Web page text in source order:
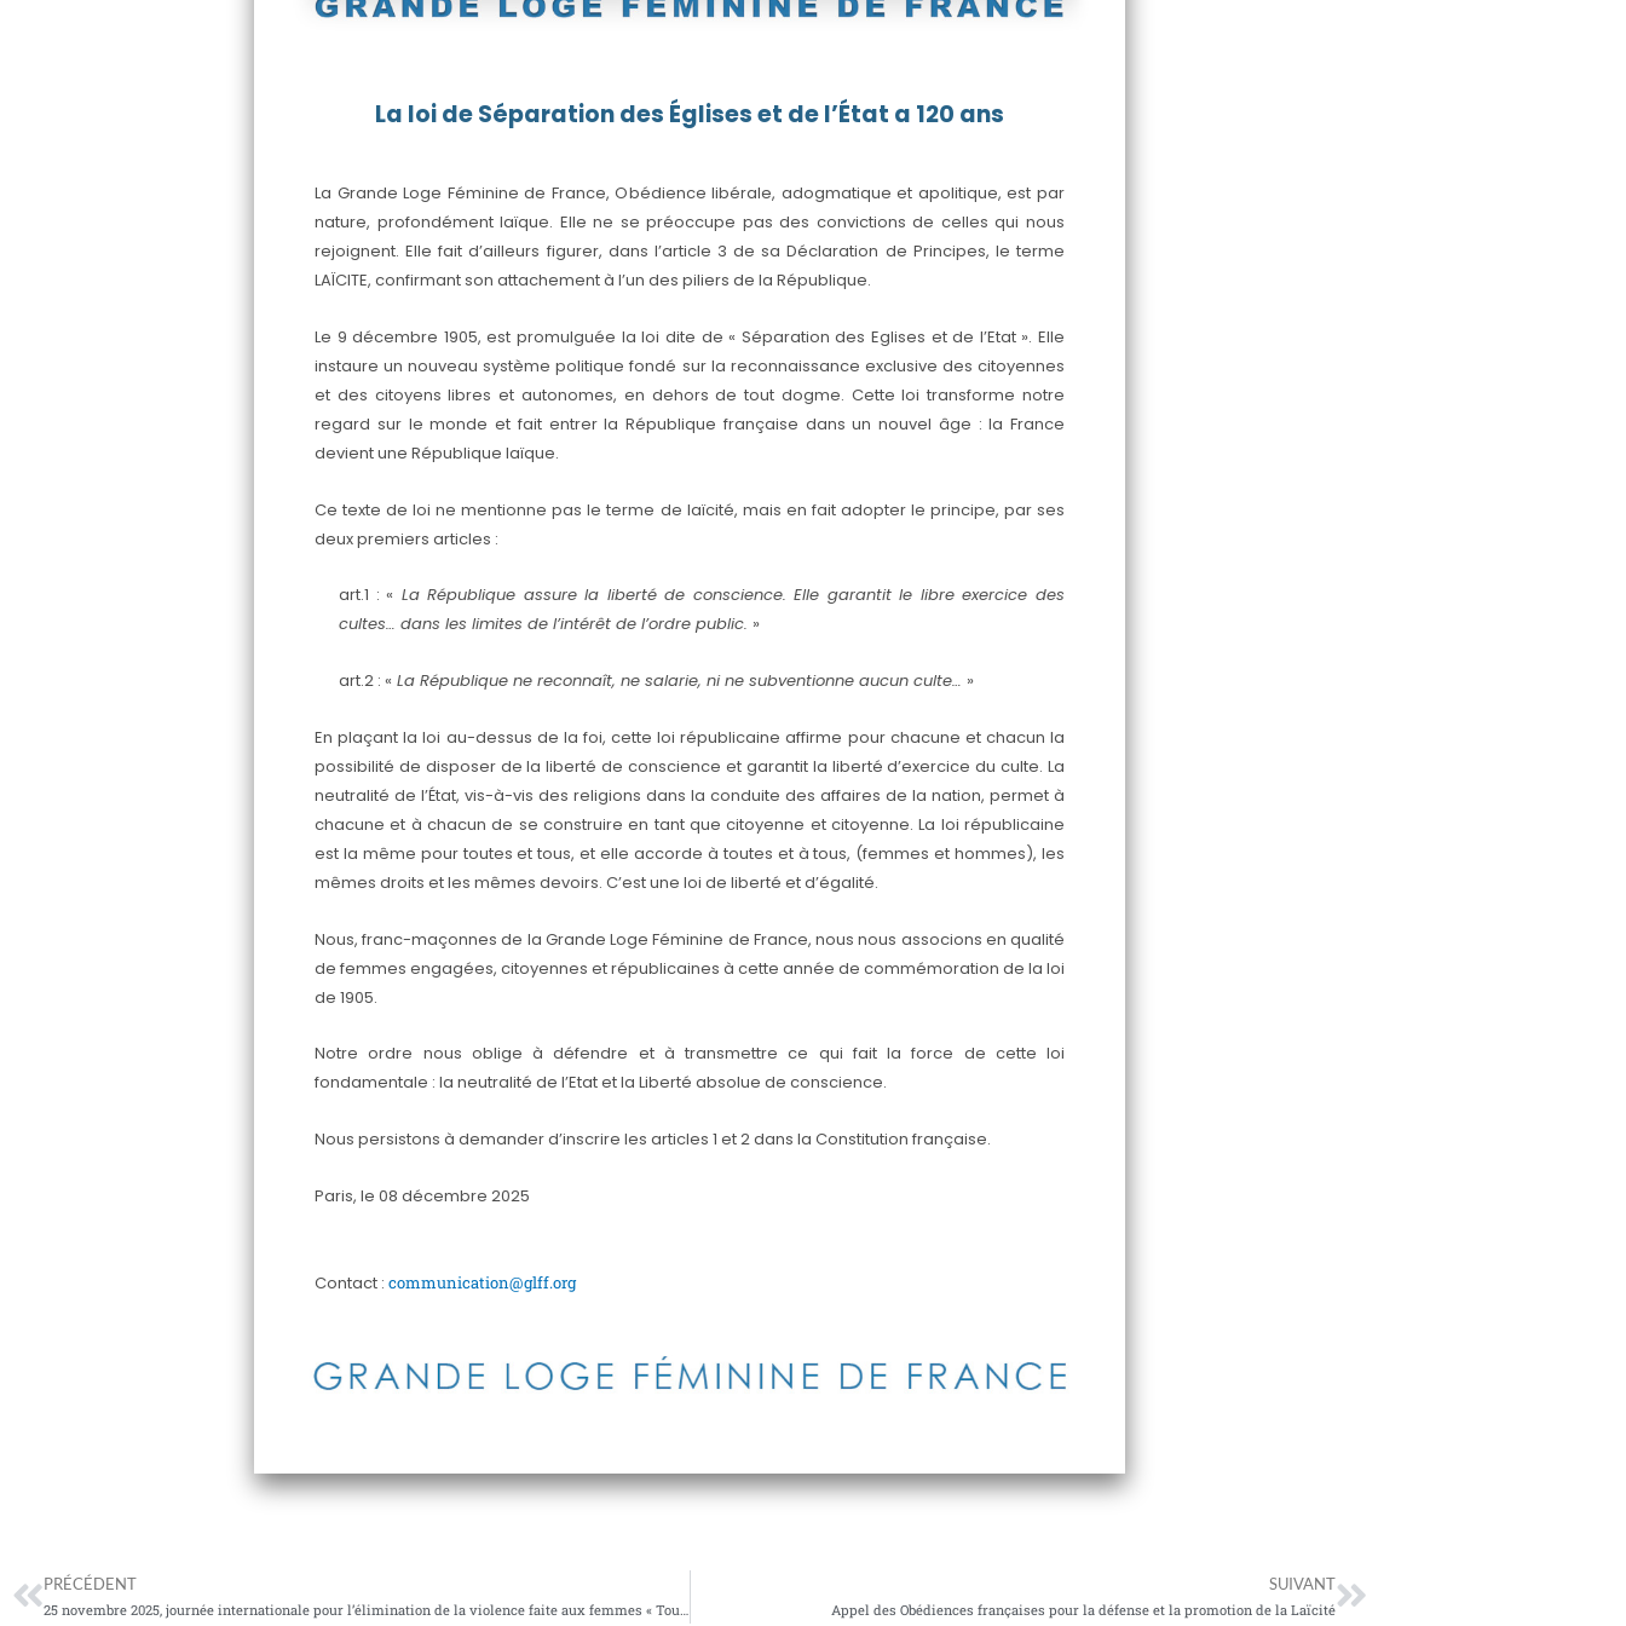
La loi de Séparation des Églises et de l’État a 120 ans
La Grande Loge Féminine de France, Obédience libérale, adogmatique et apolitique, est par
nature, profondément laïque. Elle ne se préoccupe pas des convictions de celles qui nous
rejoignent. Elle fait d’ailleurs figurer, dans l’article 3 de sa Déclaration de Principes, le terme
LAÏCITE, confirmant son attachement à l’un des piliers de la République.
Le 9 décembre 1905, est promulguée la loi dite de « Séparation des Eglises et de l’Etat ». Elle
instaure un nouveau système politique fondé sur la reconnaissance exclusive des citoyennes
et des citoyens libres et autonomes, en dehors de tout dogme. Cette loi transforme notre
regard sur le monde et fait entrer la République française dans un nouvel âge : la France
devient une République laïque.
Ce texte de loi ne mentionne pas le terme de laïcité, mais en fait adopter le principe, par ses
deux premiers articles :
art.1 : « La République assure la liberté de conscience. Elle garantit le libre exercice des
cultes… dans les limites de l’intérêt de l’ordre public. »
art.2 : « La République ne reconnaît, ne salarie, ni ne subventionne aucun culte… »
En plaçant la loi au-dessus de la foi, cette loi républicaine affirme pour chacune et chacun la
possibilité de disposer de la liberté de conscience et garantit la liberté d’exercice du culte. La
neutralité de l’État, vis-à-vis des religions dans la conduite des affaires de la nation, permet à
chacune et à chacun de se construire en tant que citoyenne et citoyenne. La loi républicaine
est la même pour toutes et tous, et elle accorde à toutes et à tous, (femmes et hommes), les
mêmes droits et les mêmes devoirs. C’est une loi de liberté et d’égalité.
Nous, franc-maçonnes de la Grande Loge Féminine de France, nous nous associons en qualité
de femmes engagées, citoyennes et républicaines à cette année de commémoration de la loi
de 1905.
Notre ordre nous oblige à défendre et à transmettre ce qui fait la force de cette loi
fondamentale : la neutralité de l’Etat et la Liberté absolue de conscience.
Nous persistons à demander d’inscrire les articles 1 et 2 dans la Constitution française.
Paris, le 08 décembre 2025
Contact : communication@glff.org
Précédent
PRÉCÉDENT
25 novembre 2025, journée internationale pour l’élimination de la violence faite aux femmes « Tous les trois jours … »
SUIVANT
Appel des Obédiences françaises pour la défense et la promotion de la Laïcité
Suivant